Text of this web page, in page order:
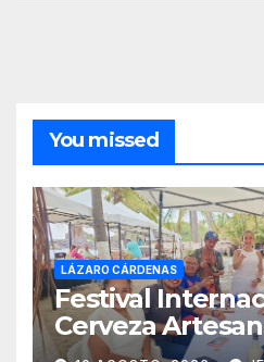
You missed
LÁZARO CÁRDENAS
Festival
Cerveza
Michoacán 2026